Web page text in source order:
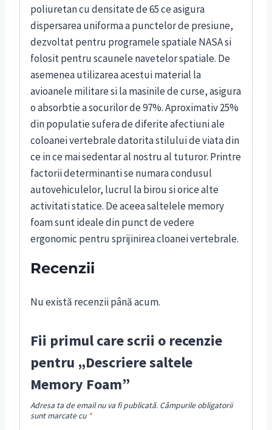
poliuretan cu densitate de 65 ce asigura
dispersarea uniforma a punctelor de presiune,
dezvoltat pentru programele spatiale NASA si
folosit pentru scaunele navetelor spatiale. De
asemenea utilizarea acestui material la
avioanele militare si la masinile de curse, asigura
o absorbtie a socurilor de 97%. Aproximativ 25%
din populatie sufera de diferite afectiuni ale
coloanei vertebrale datorita stilului de viata din
ce in ce mai sedentar al nostru al tuturor. Printre
factorii determinanti se numara condusul
autovehiculelor, lucrul la birou si orice alte
activitati statice. De aceea saltelele memory
foam sunt ideale din punct de vedere
ergonomic pentru sprijinirea cloanei vertebrale.
Recenzii
Nu există recenzii până acum.
Fii primul care scrii o recenzie
pentru „Descriere saltele
Memory Foam”
Adresa ta de email nu va fi publicată. Câmpurile obligatorii
sunt marcate cu *